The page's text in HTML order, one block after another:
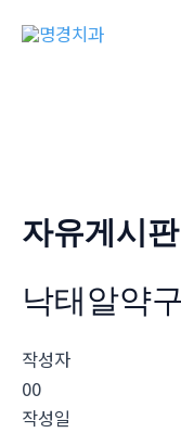
자유게시판
낙태알약
작성자
00
작성일